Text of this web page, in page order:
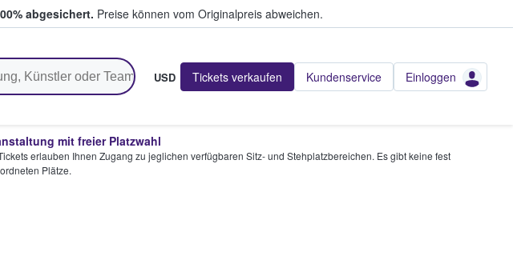
abgesichert. Preise können vom Originalpreis abweichen.
USD Tickets verkaufen Kundenservice Einloggen
mit freier Platzwahl
erlauben Ihnen Zugang zu jeglichen verfügbaren Sitz- und Stehplatzbereichen. Es gibt keine fest
Plätze.